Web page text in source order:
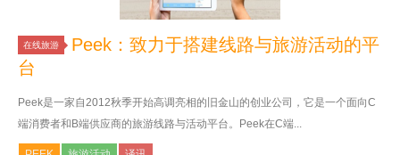
在线旅游
Peek：致力于搭建线路与旅游活动的平
台
Peek是一家自2012秋季开始高调亮相的旧金山的创业公司，它是一个面向C
端消费者和B端供应商的旅游线路与活动平台。Peek在C端...